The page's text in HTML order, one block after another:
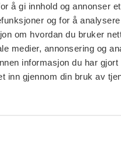
å gi innhold og annonser
og for å
om hvordan du bruker
medier, annonsering og
informasjon du har gjort
inn gjennom din bruk av
for tillitsvalgte i
FO